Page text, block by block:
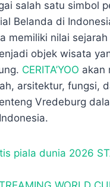
salah satu simbol
Belanda di
memiliki nilai
objek wisata
CERITA’YOO akan
arsitektur, fungsi,
Vredeburg